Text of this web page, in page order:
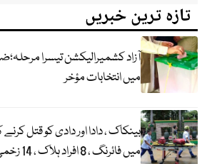
تازہ ترین خبریں
آزاد کشمیرالیکشن تیسرا
میں انتخابات مؤخر
بینکاک ، دادا اور دادی کو قتل
میں فائرنگ ، 8 افراد ہلاک ، 14 زخمی